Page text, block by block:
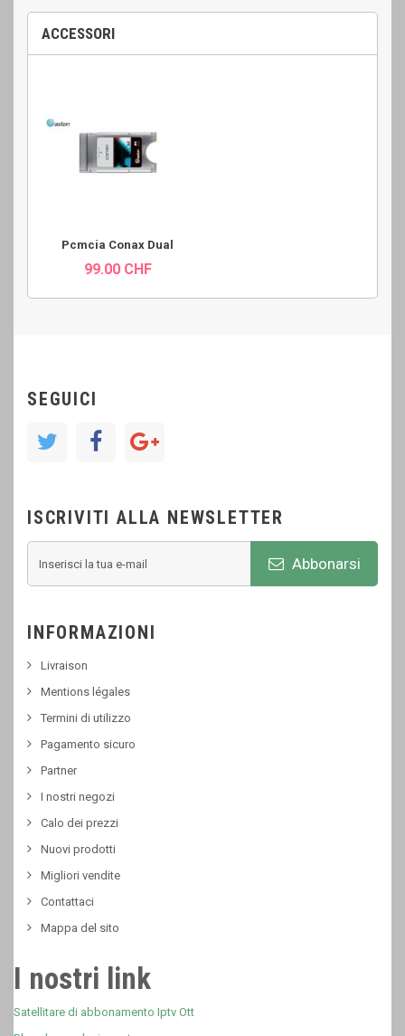
ACCESSORI
Pcmcia Conax Dual
99.00 CHF
SEGUICI
ISCRIVITI ALLA NEWSLETTER
Abbonarsi
INFORMAZIONI
Livraison
Mentions légales
Termini di utilizzo
Pagamento sicuro
Partner
I nostri negozi
Calo dei prezzi
Nuovi prodotti
Migliori vendite
Contattaci
Mappa del sito
I nostri link
Satellitare di abbonamento Iptv Ott